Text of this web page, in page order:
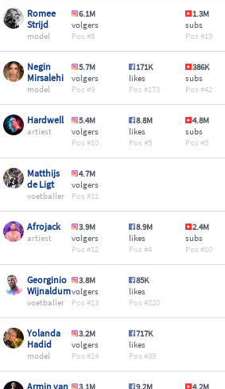
Romee
Strijd
model
6.1M
volgers
8
1.3M
subs
19
Negin
Mirsalehi
model
5.7M
volgers
9
171K
likes
173
386K
subs
42
Hardwell
artiest
5.4M
volgers
10
8.8M
likes
5
4.8M
subs
5
Matthijs
de Ligt
voetballer
4.7M
volgers
11
Afrojack
artiest
3.9M
volgers
12
8.9M
likes
4
2.4M
subs
10
Georginio
Wijnaldum
voetballer
3.8M
volgers
13
85K
likes
220
Yolanda
Hadid
model
3.2M
volgers
14
717K
likes
39
Armin van
3.1M
9.2M
4.2M